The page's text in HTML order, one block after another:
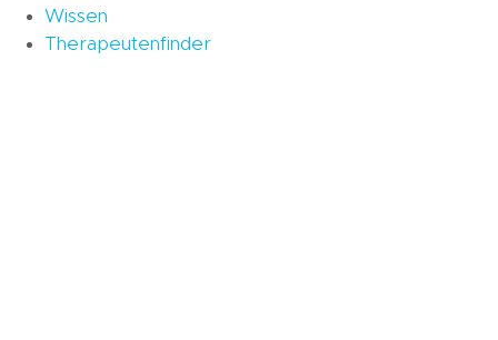
Wissen
Therapeutenfinder